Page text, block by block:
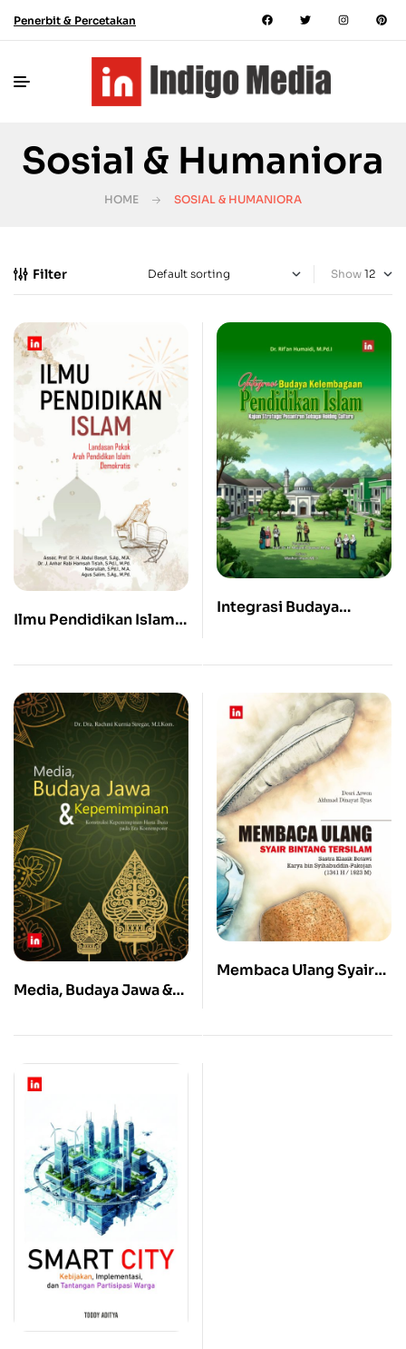
Penerbit & Percetakan
Sosial & Humaniora
HOME SOSIAL & HUMANIORA
Filter Show
Ilmu Pendidikan Islam:
Pendidikan Islam
Integrasi Budaya
Pesantren sebagai
Holding Culture
Media, Budaya Jawa &
Konstruksi
Brata pada Era
Kontemporer
Membaca Ulang Syair
Karya bin Syihabuddin-